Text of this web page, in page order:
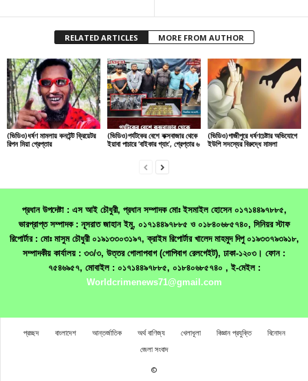
RELATED ARTICLES MORE FROM AUTHOR
(ভিডিও)ধর্ষণ মামলায় কনটেন্ট ক্রিয়েটর
রিপন মিয়া গ্রেপ্তার
(ভিডিও)পর্যটকের বেশে কক্সবাজার থেকে
ইয়াবা পাচারে ‘বাইকার গ্যাং’, গ্রেপ্তার ৬
(ভিডিও)গাজীপুরে ধর্ষণচেষ্টার অভিযোগে
ইউপি সদস্যের বিরুদ্ধে মামলা
প্রধান উপদেষ্টা : এস আই চৌধুরী, প্রধান সম্পাদক মোঃ ইসমাইল হোসেন ০১৭১৪৪৯৭৮৮৫,
ভারপ্রাপ্ত সম্পাদক : নূসরাত জাহান ইমু, ০১৭১৪৪৯৭৮৮৫ ও ০১৮৪০৬৮৫৭৪০, সিনিয়র স্টাফ
রিপোর্টার : মোঃ মাসুম চৌধুরী ০১৯১৩৩০৩১৯৭, ক্রাইম রিপোর্টার খালেদ মাহমুদ দিপু ০১৯৩৩৭৯৩৯১৮,
সম্পাদকীয় কার্যালয় : ৩৩/৩, উত্তর গোলাপবাগ (গোপিবাগ রেলগেইট), ঢাকা-১২০৩। ফোন :
৭৫৪৬৯৫৭, মোবাইল : ০১৭১৪৪৯৭৮৮৫, ০১৮৪০৬৮৫৭৪০ , ই-মেইল :
Worldcrimenews71@gmail.com
প্রচ্ছদ বাংলাদেশ আন্তর্জাতিক অর্থ বাণিজ্য খেলাধূলা বিজ্ঞান প্রযুক্তি
বিনোদন
জেলা সংবাদ
©